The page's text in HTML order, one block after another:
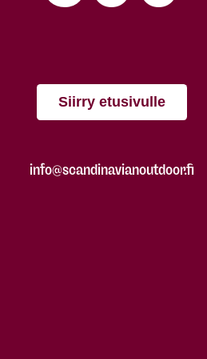
Siirry etusivulle
info@scandinavianoutdoor.fi